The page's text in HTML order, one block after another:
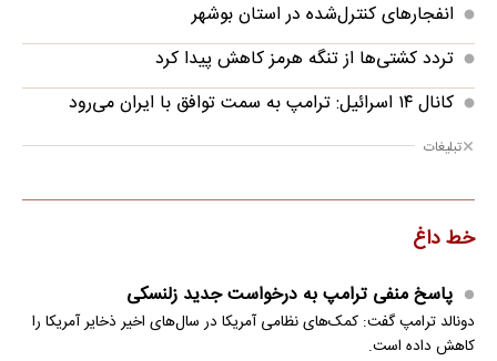
انفجارهای کنترل‌شده در استان بوشهر
تردد کشتی‌ها از تنگه هرمز کاهش پیدا کرد
کانال ۱۴ اسرائیل: ترامپ به سمت توافق با ایران می‌رود
تبلیغات
خط داغ
پاسخ منفی ترامپ به درخواست جدید زلنسکی
دونالد ترامپ گفت: کمک‌های نظامی آمریکا در سال‌های اخیر ذخایر آمریکا را
کاهش داده است.